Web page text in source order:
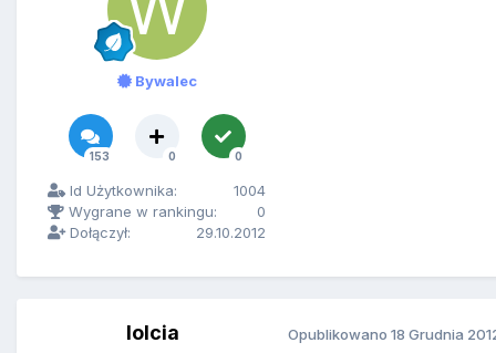
Bywalec
153 0 0
Id Użytkownika:
1004
Wygrane w rankingu:
0
Dołączył:
29.10.2012
lolcia Opublikowano 18 Grudnia